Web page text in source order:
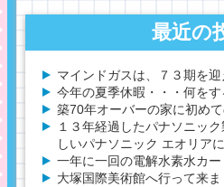
最近の
マインドガスは、７３期を迎
今年の夏季休暇・・・何をす
築70年オーバーの家に初め
１３年経過したパナソニッ
しいパナソニック エオリア
一年に一回の電解水素水カー
大塚国際美術館へ行って来ま